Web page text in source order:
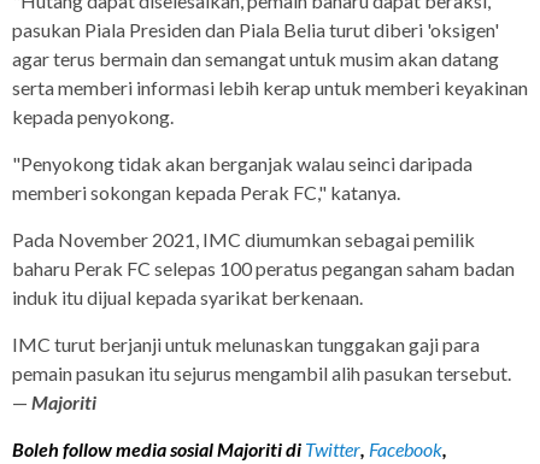
pasukan Piala Presiden dan Piala Belia turut diberi 'oksigen'
agar terus bermain dan semangat untuk musim akan datang
serta memberi informasi lebih kerap untuk memberi keyakinan
kepada penyokong.
"Penyokong tidak akan berganjak walau seinci daripada
memberi sokongan kepada Perak FC," katanya.
Pada November 2021, IMC diumumkan sebagai pemilik
baharu Perak FC selepas 100 peratus pegangan saham badan
induk itu dijual kepada syarikat berkenaan.
IMC turut berjanji untuk melunaskan tunggakan gaji para
pemain pasukan itu sejurus mengambil alih pasukan tersebut.
— Majoriti
Boleh follow media sosial Majoriti di Twitter, Facebook,